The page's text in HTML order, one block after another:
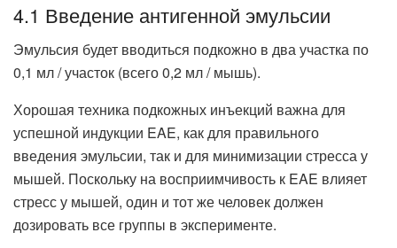
4.1 Введение антигенной эмульсии
Эмульсия будет вводиться подкожно в два участка по
0,1 мл / участок (всего 0,2 мл / мышь).
Хорошая техника подкожных инъекций важна для
успешной индукции EAE, как для правильного
введения эмульсии, так и для минимизации стресса у
мышей. Поскольку на восприимчивость к EAE влияет
стресс у мышей, один и тот же человек должен
дозировать все группы в эксперименте.